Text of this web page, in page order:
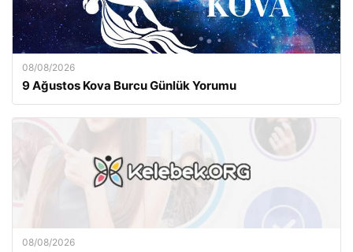
08/08/2026
9 Ağustos Kova Burcu Günlük Yorumu
08/08/2026